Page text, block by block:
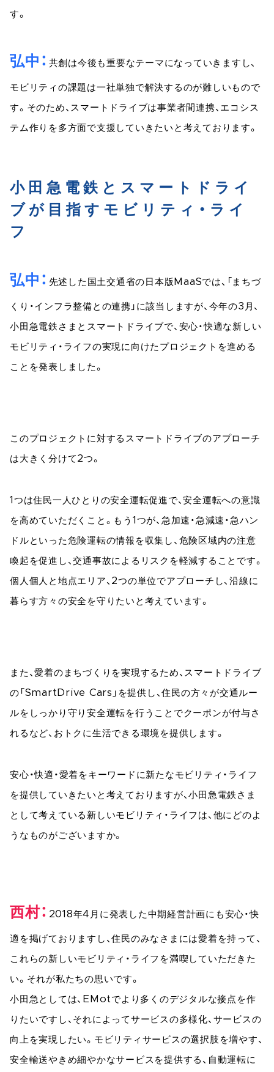
す。
弘中 共創は今後も重要なテーマになっていきますし、
モビリティの課題は一社単独で解決するのが難しいもので
す。そのため、スマートドライブは事業者間連携、エコシス
テム作りを多方面で支援していきたいと考えております。
小田急電鉄とスマートドライ
ブが目指すモビリティ・ライ
フ
弘中 先述した国土交通省の日本版MaaSでは、「まちづ
くり・インフラ整備との連携」に該当しますが、今年の3月、
小田急電鉄さまとスマートドライブで、安心・快適な新しい
モビリティ・ライフの実現に向けたプロジェクトを進める
ことを発表しました。
このプロジェクトに対するスマートドライブのアプローチ
は大きく分けて2つ。
1つは住民一人ひとりの安全運転促進で、安全運転への意識
を高めていただくこと。もう1つが、急加速・急減速・急ハン
ドルといった危険運転の情報を収集し、危険区域内の注意
喚起を促進し、交通事故によるリスクを軽減することです。
個人個人と地点エリア、2つの単位でアプローチし、沿線に
暮らす方々の安全を守りたいと考えています。
また、愛着のまちづくりを実現するため、スマートドライブ
の「SmartDrive Cars」を提供し、住民の方々が交通ルー
ルをしっかり守り安全運転を行うことでクーポンが付与さ
れるなど、おトクに生活できる環境を提供します。
安心・快適・愛着をキーワードに新たなモビリティ・ライフ
を提供していきたいと考えておりますが、小田急電鉄さま
として考えている新しいモビリティ・ライフは、他にどのよ
うなものがございますか。
西村 2018年4月に発表した中期経営計画にも安心・快
適を掲げておりますし、住民のみなさまには愛着を持って、
これらの新しいモビリティ・ライフを満喫していただきた
い。それが私たちの思いです。
小田急としては、EMotでより多くのデジタルな接点を作
りたいですし、それによってサービスの多様化、サービスの
向上を実現したい。モビリティサービスの選択肢を増やす、
安全輸送やきめ細やかなサービスを提供する、自動運転に